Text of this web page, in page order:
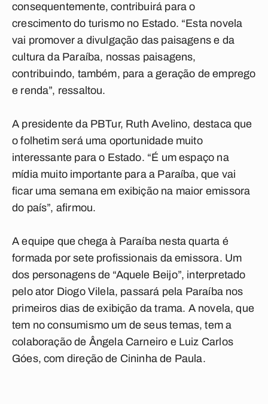
consequentemente, contribuirá para o
crescimento do turismo no Estado. “Esta novela
vai promover a divulgação das paisagens e da
cultura da Paraíba, nossas paisagens,
contribuindo, também, para a geração de emprego
e renda”, ressaltou.
A presidente da PBTur, Ruth Avelino, destaca que
o folhetim será uma oportunidade muito
interessante para o Estado. “É um espaço na
mídia muito importante para a Paraíba, que vai
ficar uma semana em exibição na maior emissora
do país”, afirmou.
A equipe que chega à Paraíba nesta quarta é
formada por sete profissionais da emissora. Um
dos personagens de “Aquele Beijo”, interpretado
pelo ator Diogo Vilela, passará pela Paraíba nos
primeiros dias de exibição da trama. A novela, que
tem no consumismo um de seus temas, tem a
colaboração de Ângela Carneiro e Luiz Carlos
Góes, com direção de Cininha de Paula.